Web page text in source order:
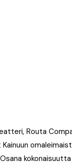
Routa